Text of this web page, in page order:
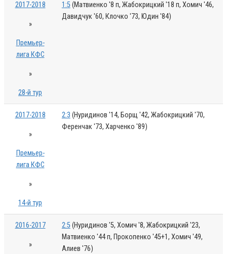
2017-2018
»
Премьер-
лига КФС
»
28-й тур
1:5(Матвиенко '8 п, Жабокрицкий '18 п, Хомич '46,
Давидчук '60, Клочко '73, Юдин '84)
2017-2018
»
Премьер-
лига КФС
»
14-й тур
2:3 (Нуридинов '14, Борщ '42, Жабокрицкий '70,
Ференчак '73, Харченко '89)
2016-2017
»
2:5(Нуридинов '5, Хомич '8, Жабокрицкий '23,
Матвиенко '44 п, Прокопенко '45+1, Хомич '49,
Алиев '76)